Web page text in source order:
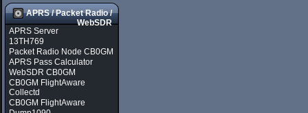
APRS / Packet Radio /
WebSDR
APRS Server
13TH769
Packet Radio Node CB0GM
APRS Pass Calculator
WebSDR CB0GM
CB0GM FlightAware
Collectd
CB0GM FlightAware